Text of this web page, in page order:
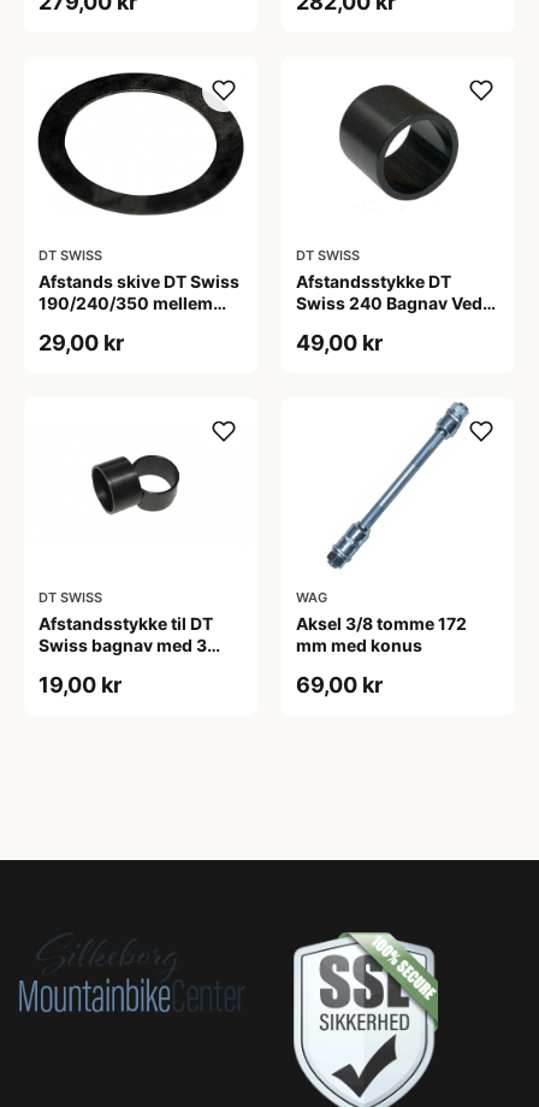
DT SWISS
Afstands skive DT Swiss
190/240/350 mellem
gevindring
29,00 kr
DT SWISS
Afstandsstykke DT
Swiss 240 Bagnav Ved
49,00 kr
DT SWISS
Afstandsstykke til DT
Swiss bagnav med 3
19,00 kr
WAG
Aksel 3/8 tomme 172
mm med konus
69,00 kr